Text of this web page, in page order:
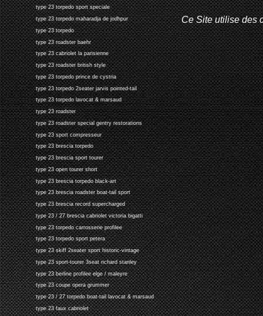
type 23 torpedo sport speciale
type 23 torpedo maharadja de jodhpur
type 23 torpedo
type 23 roadster baehr
type 23 cabriolet la parisienne
type 23 roadster british style
type 23 torpedo prince de cystria
type 23 torpedo 2seater jarvis pointed-tail
type 23 torpedo lavocat & marsaud
type 23 roadster
type 23 roadster special gentry restorations
type 23 sport compresseur
type 23 brescia torpedo
type 23 brescia sport tourer
type 23 open tourer short
type 23 brescia torpedo black-art
type 23 brescia roadster boat-tail sport
type 23 brescia record supercharged
type 23 / 27 brescia cabriolet victoria bigatti
type 23 torpedo carrosserie profilee
type 23 torpedo sport petera
type 23 skiff 2seater sport historic-vintage
type 23 sport-tourer 3seat richard stanley
type 23 berline profilee elge / maleyre
type 23 coupe opera grummer
type 23 / 27 torpedo boat-tail lavocat & marsaud
type 23 faux cabriolet
Ce Site utilise des